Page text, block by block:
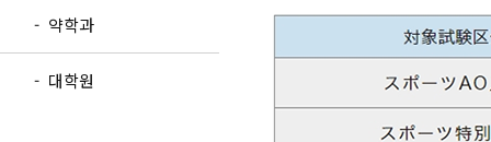
- 약학과
- 대학원